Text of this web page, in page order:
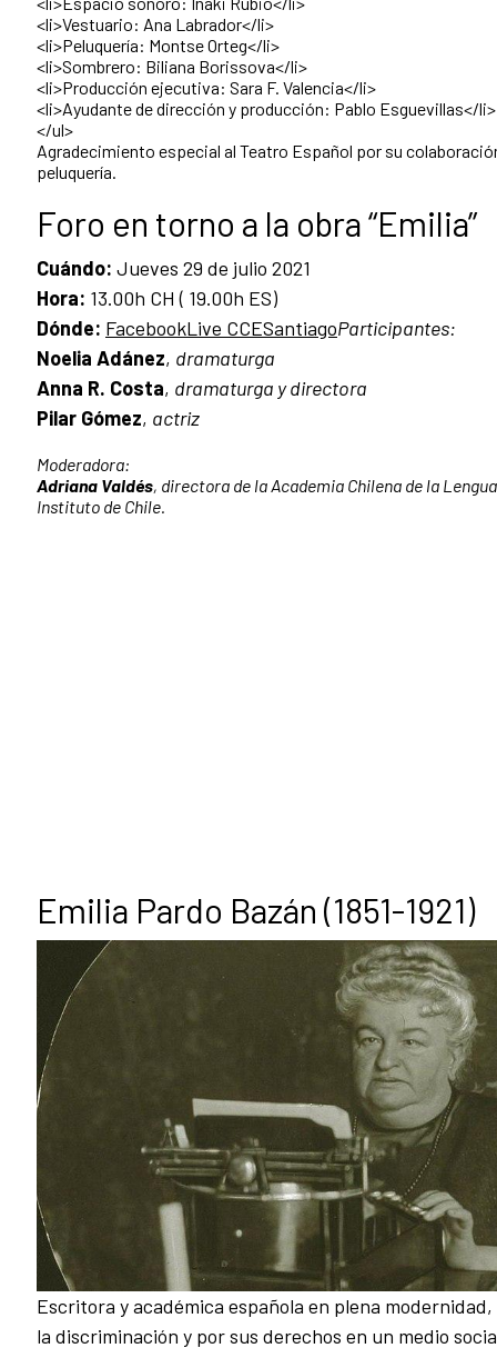
<li>Vestuario: Ana Labrador</li>
<li>Peluquería: Montse Orteg</li>
<li>Sombrero: Biliana Borissova</li>
<li>Producción ejecutiva: Sara F. Valencia</li>
<li>Ayudante de dirección y producción: Pablo Esguevillas</li>
</ul>
Agradecimiento especial al Teatro Español por su
peluquería.
Foro en torno a la obra “Emilia”
Cuándo: Jueves 29 de julio 2021
Hora: 13.00h CH ( 19.00h ES)
Dónde: FacebookLive CCESantiagoParticipantes:
Noelia Adánez, dramaturga
Anna R. Costa, dramaturga y directora
Pilar Gómez, actriz
Moderadora:
Adriana Valdés, directora de la Academia Chilena de la
Instituto de Chile.
Emilia Pardo Bazán (1851-1921)
Escritora y académica española en plena
la discriminación y por sus derechos en un medio